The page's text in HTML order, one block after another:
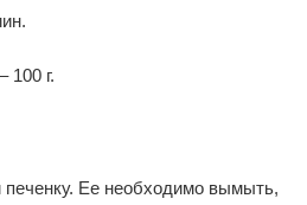
100 г.
печенку. Ее необходимо вымыть,